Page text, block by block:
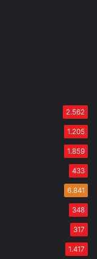
2.562
1.205
1.859
433
6.841
348
317
1.417